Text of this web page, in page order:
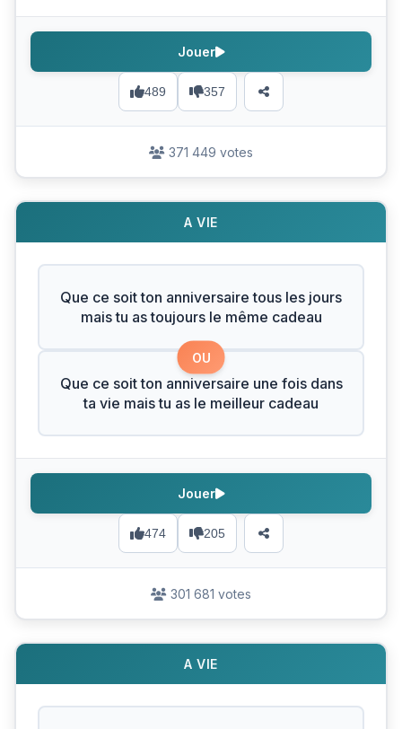
489 357
Jouer
371 449 votes
A VIE
Que ce soit ton anniversaire tous les jours
mais tu as toujours le même cadeau
OU
Que ce soit ton anniversaire une fois dans
ta vie mais tu as le meilleur cadeau
474 205
Jouer
301 681 votes
A VIE